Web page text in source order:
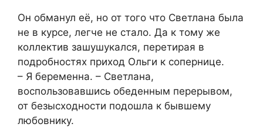
Он обманул её, но от того что Светлана была
не в курсе, легче не стало. Да к тому же
коллектив зашушукался, перетирая в
подробностях приход Ольги к сопернице.
– Я беременна. – Светлана,
воспользовавшись обеденным перерывом,
от безысходности подошла к бывшему
любовнику.